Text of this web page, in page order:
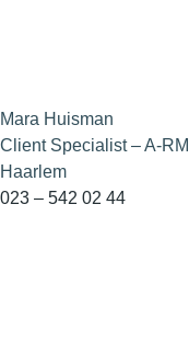
Mara Huisman
Client Specialist – A-
Haarlem
023 – 542 02 44